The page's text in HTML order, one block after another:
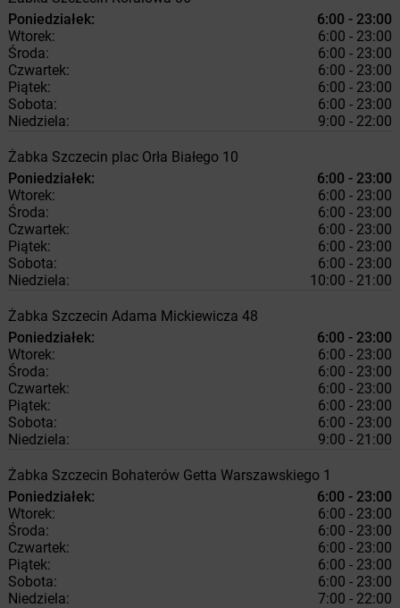
Poniedziałek:
6:00 - 23:00
Wtorek:
6:00 - 23:00
Środa:
6:00 - 23:00
Czwartek:
6:00 - 23:00
Piątek:
6:00 - 23:00
Sobota:
6:00 - 23:00
Niedziela:
9:00 - 22:00
Żabka Szczecin plac Orła Białego 10
Poniedziałek:
6:00 - 23:00
Wtorek:
6:00 - 23:00
Środa:
6:00 - 23:00
Czwartek:
6:00 - 23:00
Piątek:
6:00 - 23:00
Sobota:
6:00 - 23:00
Niedziela:
10:00 - 21:00
Żabka Szczecin Adama Mickiewicza 48
Poniedziałek:
6:00 - 23:00
Wtorek:
6:00 - 23:00
Środa:
6:00 - 23:00
Czwartek:
6:00 - 23:00
Piątek:
6:00 - 23:00
Sobota:
6:00 - 23:00
Niedziela:
9:00 - 21:00
Żabka Szczecin Bohaterów Getta Warszawskiego 1
Poniedziałek:
6:00 - 23:00
Wtorek:
6:00 - 23:00
Środa:
6:00 - 23:00
Czwartek:
6:00 - 23:00
Piątek:
6:00 - 23:00
Sobota:
6:00 - 23:00
Niedziela:
7:00 - 22:00